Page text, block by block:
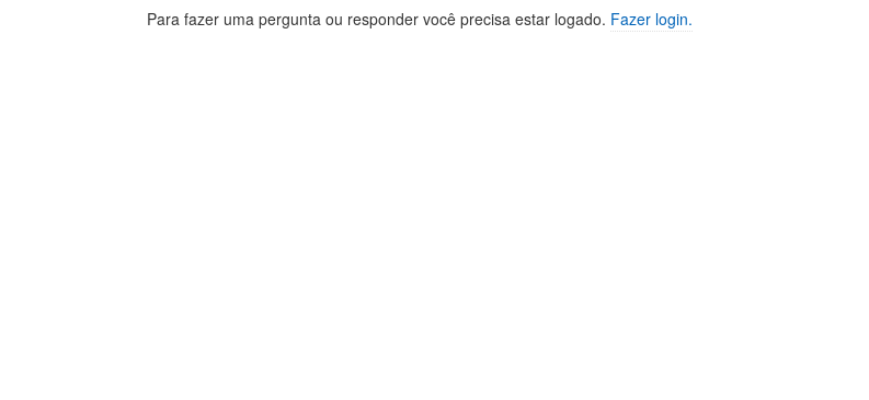
Para fazer uma pergunta ou responder você precisa estar logado. Fazer login.